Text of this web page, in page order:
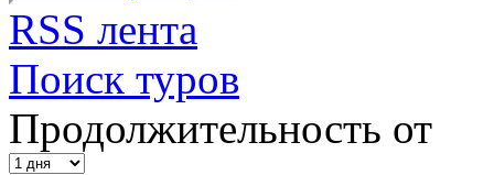
RSS лента
Поиск туров
Продолжительность от